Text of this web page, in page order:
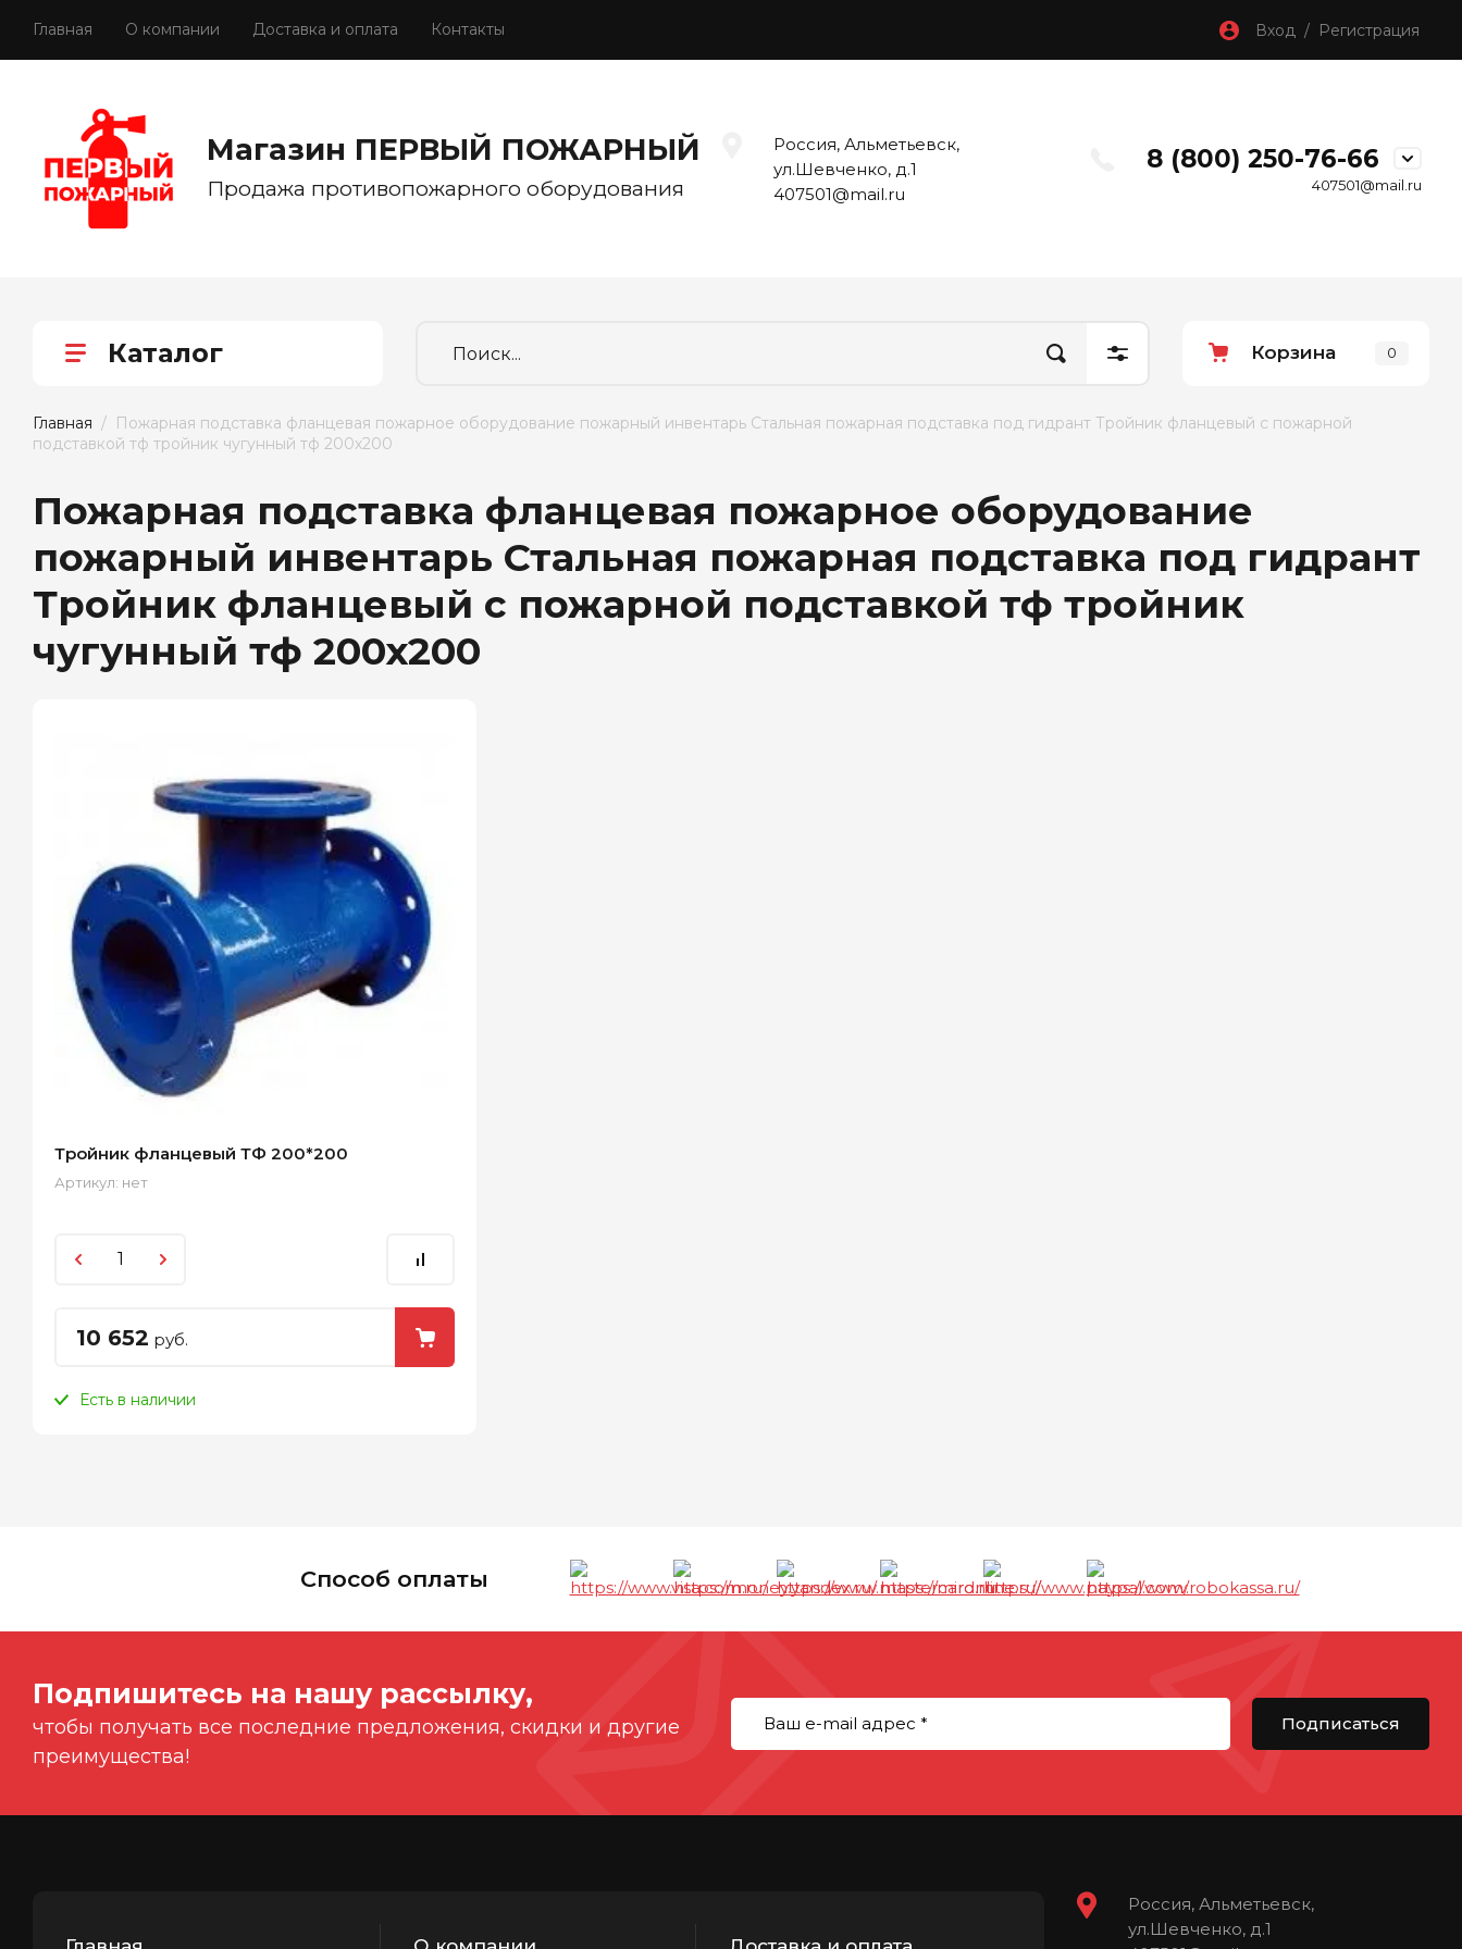
Главная О компании Доставка и оплата Контакты Вход / Регистрация
Магазин ПЕРВЫЙ ПОЖАРНЫЙ
Продажа противопожарного оборудования
Россия, Альметьевск,
ул.Шевченко, д.1
407501@mail.ru
8 (800) 250-76-66
407501@mail.ru
Каталог Корзина 0
Главная /  Пожарная подставка фланцевая пожарное оборудование пожарный инвентарь Стальная пожарная подставка под гидрант Тройник фланцевый с пожарной
подставкой тф тройник чугунный тф 200х200
Пожарная подставка фланцевая пожарное оборудование
пожарный инвентарь Стальная пожарная подставка под гидрант
Тройник фланцевый с пожарной подставкой тф тройник
чугунный тф 200х200
Тройник фланцевый ТФ 200*200
Артикул: нет
10 652 руб.
Есть в наличии
Способ оплаты
Подпишитесь на нашу рассылку,
чтобы получать все последние предложения, скидки и другие
преимущества!
Подписаться
Россия, Альметьевск,
ул.Шевченко, д.1